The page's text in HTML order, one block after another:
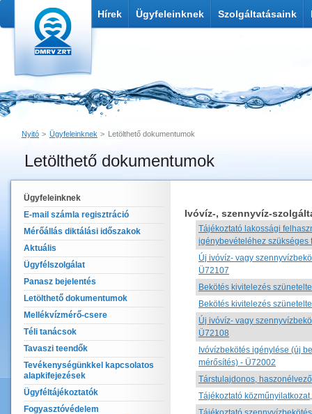
Hírek Ügyfeleinknek Szolgáltatásaink
Nyitó Ügyfeleinknek Letölthető dokumentumok
Letölthető dokumentumok
Link küldése
Nyomtatás
Ügyfeleinknek
E-mail számla regisztráció
Mérőállás diktálási időszakok
Aktuális
Ügyfélszolgálat
Panasz bejelentés
Letölthető dokumentumok
Mellékvízmérő-csere
Téli tanácsok
Tavaszi teendők
Tevékenységünkkel kapcsolatos
alapkifejezések
Ügyféltájékoztatók
Fogyasztóvédelem
Ivóvíz-, szennyvíz-
Tájékoztató lakossági
igénybevételéhez szükséges
Új ivóvíz- vagy
Ü72107
Bekötés kivitelezés
Bekötés kivitelezés
Új ivóvíz- vagy
Ü72108
Ivóvízbekötés igénylése (új
mérősítés) - Ü72002
Társtulajdonos,
Tájékoztató